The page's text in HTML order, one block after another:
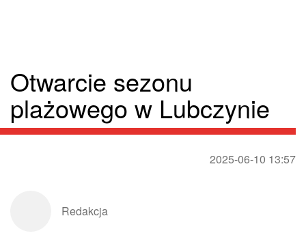
Otwarcie sezonu
plażowego w Lubczynie
2025-06-10 13:57
Redakcja